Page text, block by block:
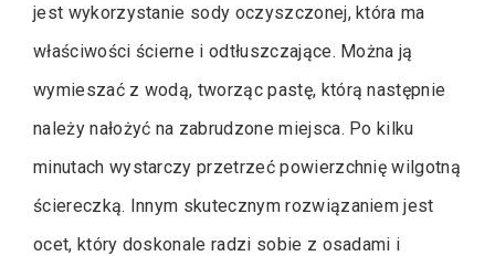
jest wykorzystanie sody oczyszczonej, która ma
właściwości ścierne i odtłuszczające. Można ją
wymieszać z wodą, tworząc pastę, którą następnie
należy nałożyć na zabrudzone miejsca. Po kilku
minutach wystarczy przetrzeć powierzchnię wilgotną
ściereczką. Innym skutecznym rozwiązaniem jest
ocet, który doskonale radzi sobie z osadami i